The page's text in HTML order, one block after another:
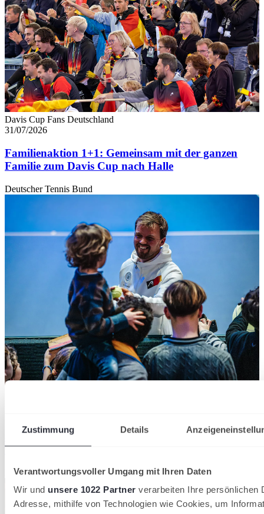
Zustimmung Details
Verantwortungsvoller Umgang mit Ihren Daten
Wir und unsere 1022 Partner verarbeiten Ihre persönlichen
Adresse, mithilfe von Technologien wie Cookies, um
Davis Cup Fans Deutschland
31/07/2026
Familienaktion 1+1: Gemeinsam mit der ganzen
Familie zum Davis Cup nach Halle
Deutscher Tennis Bund
8 Kinder, 2 Erwachsene, 120 Euro: Das
Vereinsangebot für den Davis Cup in Halle
Deutscher Tennis Bund